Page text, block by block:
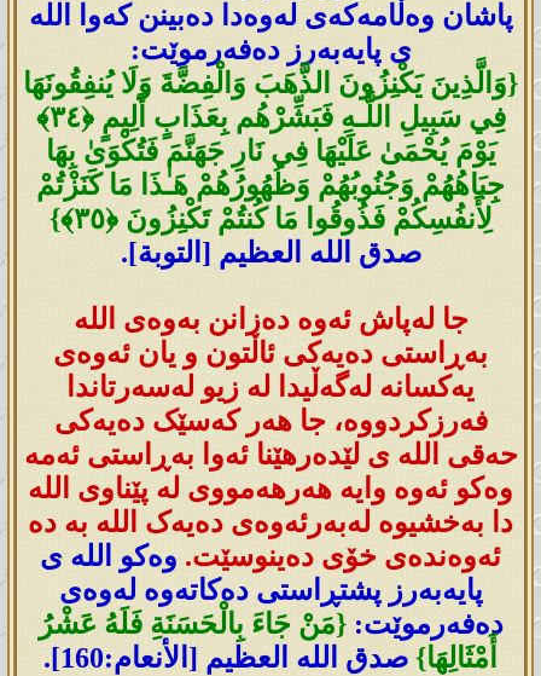
پاشان وەڵامەکەی لەوەدا دەبینن کەوا اللە
ی پایەبەرز دەفەرموێت:
{وَالَّذِينَ يَكْنِزُونَ الذَّهَبَ وَالْفِضَّةَ وَلَا يُنفِقُونَهَا
فِي سَبِيلِ اللَّـهِ فَبَشِّرْ‌هُم بِعَذَابٍ أَلِيمٍ ﴿٣٤﴾
يَوْمَ يُحْمَىٰ عَلَيْهَا فِي نَارِ‌ جَهَنَّمَ فَتُكْوَىٰ بِهَا
جِبَاهُهُمْ وَجُنُوبُهُمْ وَظُهُورُ‌هُمْ هَـٰذَا مَا كَنَزْتُمْ
لِأَنفُسِكُمْ فَذُوقُوا مَا كُنتُمْ تَكْنِزُونَ ﴿٣٥﴾}
صدق الله العظيم [التوبة].
جا لەپاش ئەوە دەزانن بەوەی اللە
بەڕاستی دەیەکی ئاڵتون و یان ئەوەی
یەکسانە لەگەڵیدا لە زیو لەسەرتاندا
فەرزکردووە، جا ھەر کەسێک دەیەکی
حەقی اللە ی لێدەرھێنا ئەوا بەڕاستی ئەمە
وەکو ئەوە وایە ھەرھەمووی لە پێناوی اللە
دا بەخشیوە لەبەرئەوەی دەیەک اللە بە دە
ئەوەندەی خۆی دەینوسێت. وەکو اللە ی
پایەبەرز پشتڕاستی دەکاتەوە لەوەی
دەفەرموێت:{مَنْ جَاءَ بِالْحَسَنَةِ فَلَهُ عَشْرُ
أَمْثَالِهَا} صدق الله العظيم [الأنعام:160].